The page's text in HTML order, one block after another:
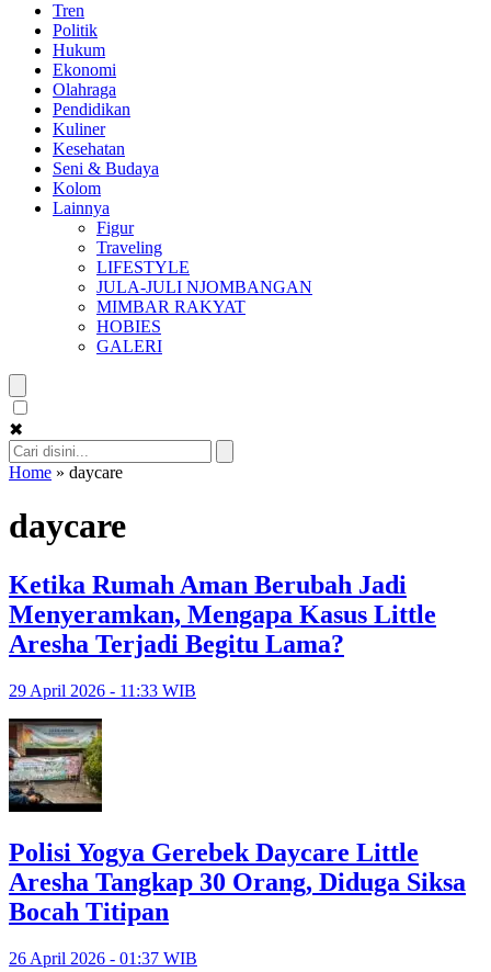
Tren
Politik
Hukum
Ekonomi
Olahraga
Pendidikan
Kuliner
Kesehatan
Seni & Budaya
Kolom
Lainnya
Figur
Traveling
LIFESTYLE
JULA-JULI NJOMBANGAN
MIMBAR RAKYAT
HOBIES
GALERI
✖
Home » daycare
daycare
Ketika Rumah Aman Berubah Jadi
Menyeramkan, Mengapa Kasus Little
Aresha Terjadi Begitu Lama?
29 April 2026 - 11:33 WIB
Polisi Yogya Gerebek Daycare Little
Aresha Tangkap 30 Orang, Diduga Siksa
Bocah Titipan
26 April 2026 - 01:37 WIB